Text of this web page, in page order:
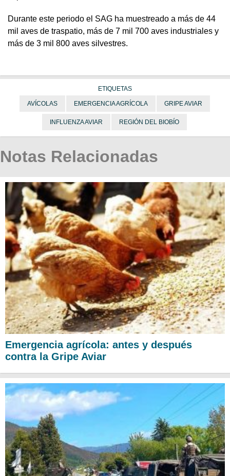
Durante este periodo el SAG ha muestreado a más de 44
mil aves de traspatio, más de 7 mil 700 aves industriales y
más de 3 mil 800 aves silvestres.
ETIQUETAS
AVÍCOLAS EMERGENCIA AGRÍCOLA GRIPE AVIAR
INFLUENZA AVIAR REGIÓN DEL BIOBÍO
Notas Relacionadas
Emergencia agrícola: antes y después
contra la Gripe Aviar